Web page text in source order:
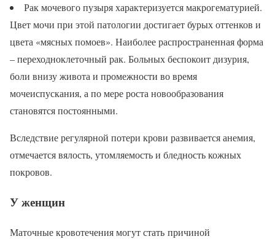
Рак мочевого пузыря характеризуется макрогематурией.
Цвет мочи при этой патологии достигает бурых оттенков и
цвета «мясных помоев». Наиболее распространенная форма
– переходноклеточный рак. Больных беспокоит дизурия,
боли внизу живота и промежности во время
мочеиспускания, а по мере роста новообразования
становятся постоянными.
Вследствие регулярной потери крови развивается анемия,
отмечается вялость, утомляемость и бледность кожных
покровов.
У женщин
Маточные кровотечения могут стать причиной